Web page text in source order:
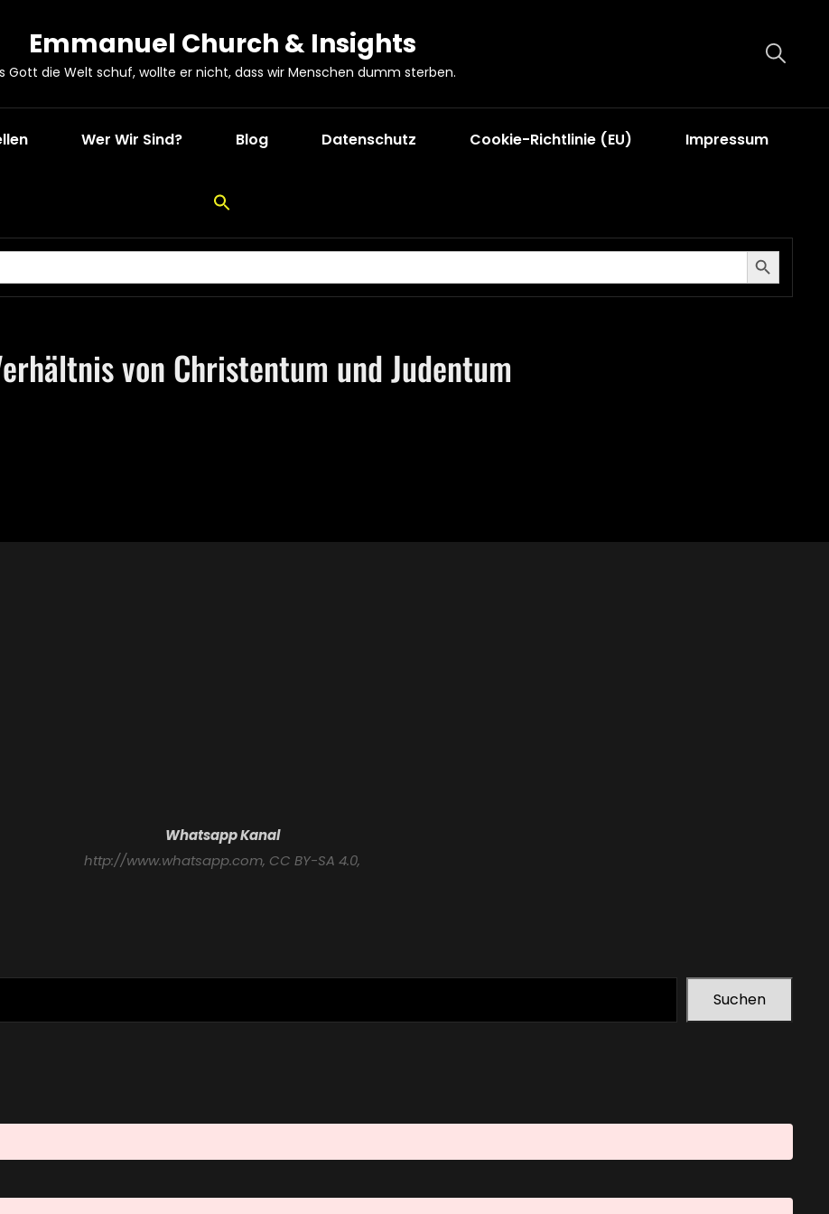
Emmanuel Church & Insights
Gott die Welt schuf, wollte er nicht, dass wir Menschen dumm sterben.
Wer Wir Sind? Blog Datenschutz Cookie-Richtlinie (EU) Impressum
Search Button
von Christentum und Judentum
Whatsapp Kanal
http://www.whatsapp.com, CC BY-SA 4.0,
Suchen